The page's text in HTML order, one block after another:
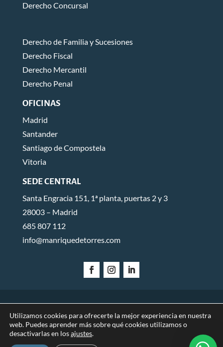
Derecho Concursal
Derecho de Familia y Sucesiones
Derecho Fiscal
Derecho Mercantil
Derecho Penal
OFICINAS
Madrid
Santander
Santiago de Compostela
Vitoria
SEDE CENTRAL
Santa Engracia 151, 1ª planta, puertas 2 y 3
28003 – Madrid
685 807 112
info@manriquedetorres.com
AVISO LEGAL POLÍTICA DE PRIVACIDAD
POLÍTICA DE
COOKIES
Utilizamos cookies para ofrecerte la mejor experiencia en nuestra
web. Puedes aprender más sobre qué cookies utilizamos o
desactivarlas en losajustes.